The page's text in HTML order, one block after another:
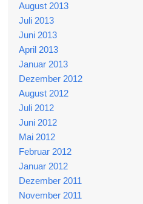
August 2013
Juli 2013
Juni 2013
April 2013
Januar 2013
Dezember 2012
August 2012
Juli 2012
Juni 2012
Mai 2012
Februar 2012
Januar 2012
Dezember 2011
November 2011